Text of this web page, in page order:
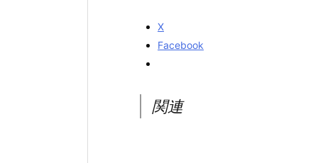
X
Facebook
関連